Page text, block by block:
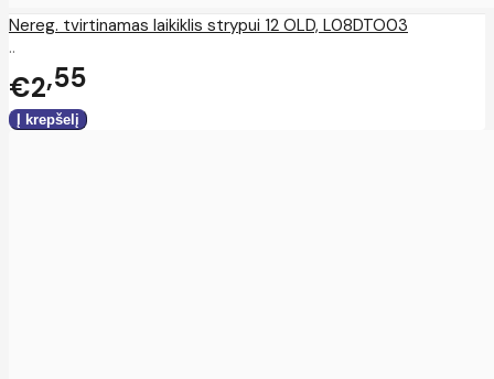
Nereg. tvirtinamas laikiklis strypui 12 OLD, L08DTO03
..
€2 55